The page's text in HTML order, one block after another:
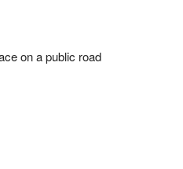
on a public road